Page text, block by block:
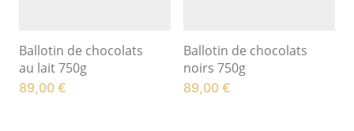
Ballotin de chocolats
au lait 750g
89,00 €
Ballotin de chocolats
noirs 750g
89,00 €